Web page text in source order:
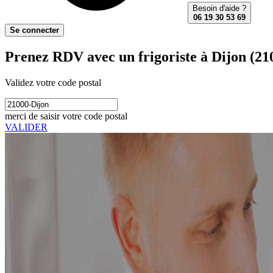
Besoin d'aide ?
06 19 30 53 69
Se connecter
Prenez RDV avec un frigoriste à Dijon
Validez votre code postal
merci de saisir votre code postal
VALIDER